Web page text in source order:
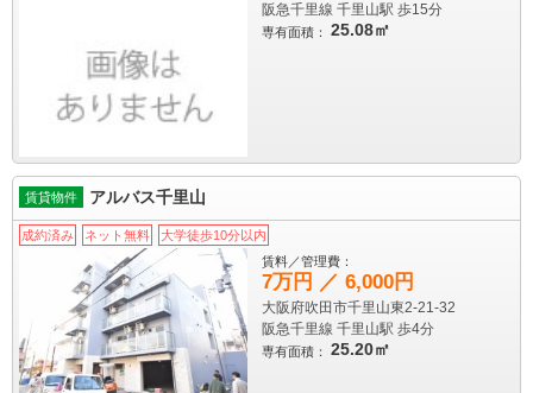
阪急千里線 千里山駅歩15分
専有面積：25.08㎡
賃貸物件 アルバス千里山
成約済み ネット無料
大学徒歩10分以内
賃料／管理費：
7万円 ／ 6,000円
大阪府吹田市千里山東2-21-32
阪急千里線 千里山駅歩4分
専有面積：25.20㎡